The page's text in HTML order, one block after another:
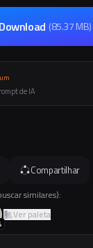
Compartilhar
similares):
Ver paleta
Download (85.37 MB)
de IA